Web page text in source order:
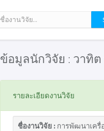
ข้อมูลนักวิจัย : วาทิ
รายละเอียดงานวิจัย
ชื่องานวิจัย : การพัฒนาเค